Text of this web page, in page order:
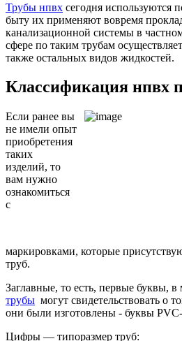
Трубы нпвх сегодня используются
быту их применяют вовремя
канализационной системы в
сфере по таким трубам
также остальных видов жидкостей.
Классификация нпвх
Если ранее вы
не имели опыт
приобретения
таких
изделий, то
вам нужно
ознакомиться
с
маркировками, которые
труб.
Заглавные, то есть, первые буквы, в
трубы могут свидетельствовать о
они были изготовлены - буквы
Цифры — типоразмер труб: